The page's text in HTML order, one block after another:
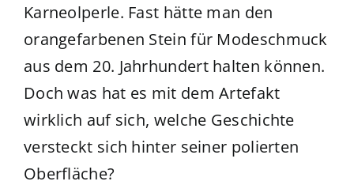
Karneolperle. Fast hätte man den
orangefarbenen Stein für Modeschmuck
aus dem 20. Jahrhundert halten können.
Doch was hat es mit dem Artefakt
wirklich auf sich, welche Geschichte
versteckt sich hinter seiner polierten
Oberfläche?